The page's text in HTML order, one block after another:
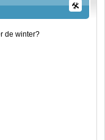
de winter?